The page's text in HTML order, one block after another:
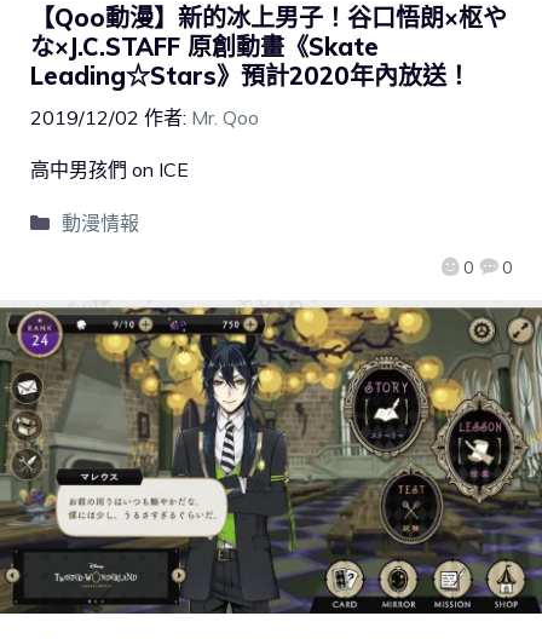
【Qoo動漫】新的冰上男子！谷口悟朗×枢や
な×J.C.STAFF 原創動畫《Skate
Leading☆Stars》預計2020年內放送！
2019/12/02 作者: Mr. Qoo
0 0
高中男孩們 on ICE
動漫情報